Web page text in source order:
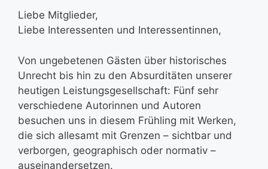
Liebe Mitglieder,
Liebe Interessenten und Interessentinnen,
Von ungebetenen Gästen über historisches
Unrecht bis hin zu den Absurditäten unserer
heutigen Leistungsgesellschaft: Fünf sehr
verschiedene Autorinnen und Autoren
besuchen uns in diesem Frühling mit Werken,
die sich allesamt mit Grenzen – sichtbar und
verborgen, geographisch oder normativ –
auseinandersetzen.